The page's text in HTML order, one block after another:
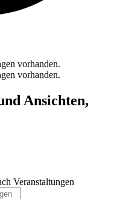
vorhanden.
vorhanden.
Ansichten,
Veranstaltungen